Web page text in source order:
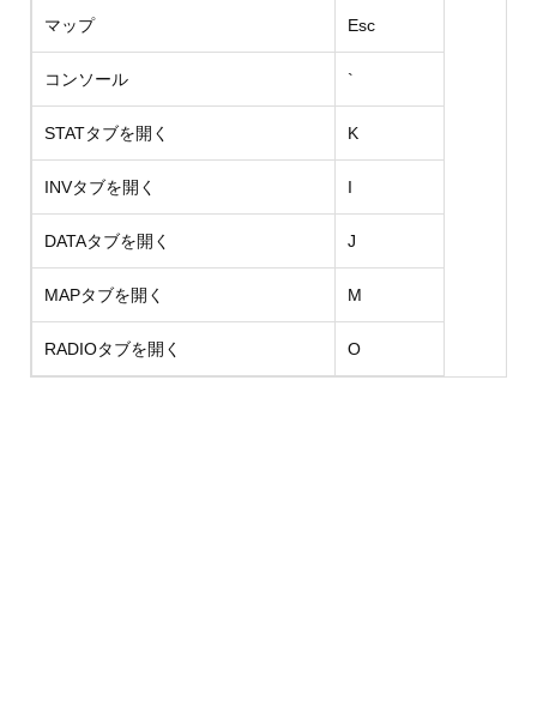
マップ Esc
コンソール `
STATタブを開く K
INVタブを開く I
DATAタブを開く J
MAPタブを開く M
RADIOタブを開く O